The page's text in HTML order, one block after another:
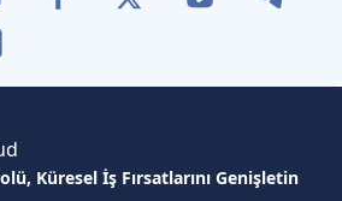
Küresel İş Fırsatlarını Genişletin